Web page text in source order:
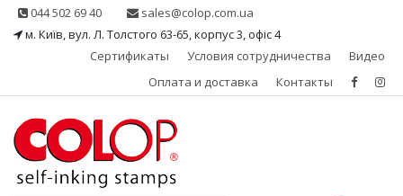
Skip 044 502 69 40
sales@colop.com.ua
м. Київ, вул. Л. Толстого 63-65, корпус 3, офіс 4
Сертификаты
Условия сотрудничества
Видео
Оплата и доставка
Контакты